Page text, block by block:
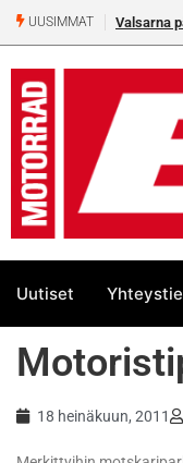
UUSIMMAT Valsarna
Uutiset
18 heinäkuun, 2011